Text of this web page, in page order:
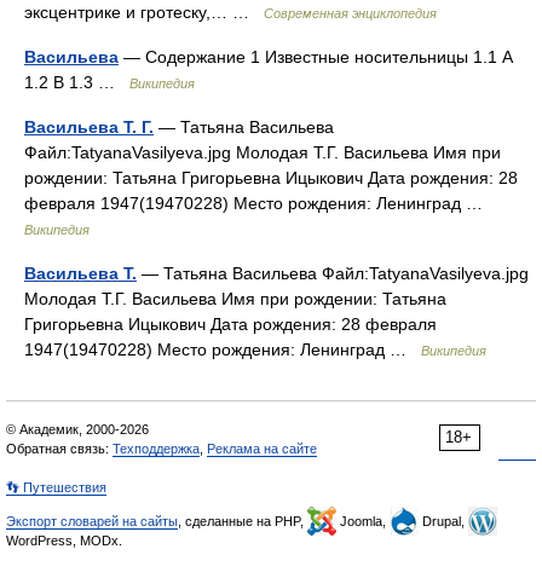
эксцентрике и гротеску,… …
Современная энциклопедия
Васильева — Содержание 1 Известные носительницы 1.1 А
1.2 В 1.3 …
Википедия
Васильева Т. Г. — Татьяна Васильева
Файл:TatyanaVasilyeva.jpg Молодая Т.Г. Васильева Имя при
рождении: Татьяна Григорьевна Ицыкович Дата рождения: 28
февраля 1947(19470228) Место рождения: Ленинград …
Википедия
Васильева Т. — Татьяна Васильева Файл:TatyanaVasilyeva.jpg
Молодая Т.Г. Васильева Имя при рождении: Татьяна
Григорьевна Ицыкович Дата рождения: 28 февраля
1947(19470228) Место рождения: Ленинград …
Википедия
18+
© Академик, 2000-2026
Обратная связь: Техподдержка Реклама на сайте
👣 Путешествия
Экспорт словарей на сайты , сделанные на PHP, Joomla,
Drupal,
WordPress, MODx.